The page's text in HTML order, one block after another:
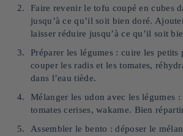
Faire revenir le tofu coupé en cubes
jusqu’à ce qu’il soit bien doré.
laisser réduire jusqu’à ce qu’il soit
Préparer les légumes : cuire les petits
couper les radis et les tomates,
dans l’eau tiède.
Mélanger les udon avec les légumes
tomates cerises, wakame. Bien
Assembler le bento : déposer le